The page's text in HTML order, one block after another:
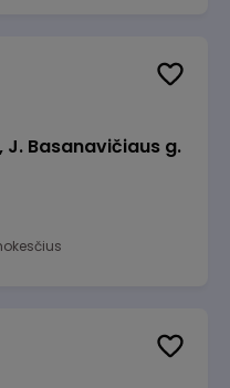
Basanavičiaus g.